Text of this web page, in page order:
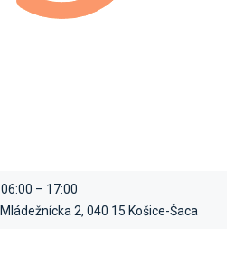
06:00 – 17:00
Mládežnícka 2, 040 15 Košice-Šaca